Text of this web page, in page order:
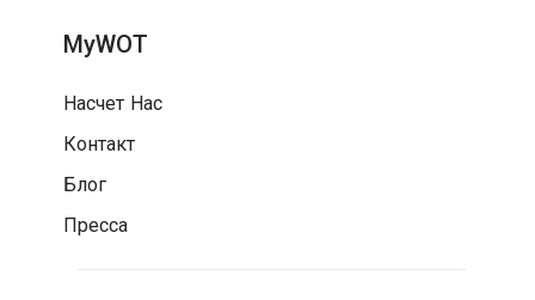
MyWOT
Насчет Нас
Контакт
Блог
Пресса